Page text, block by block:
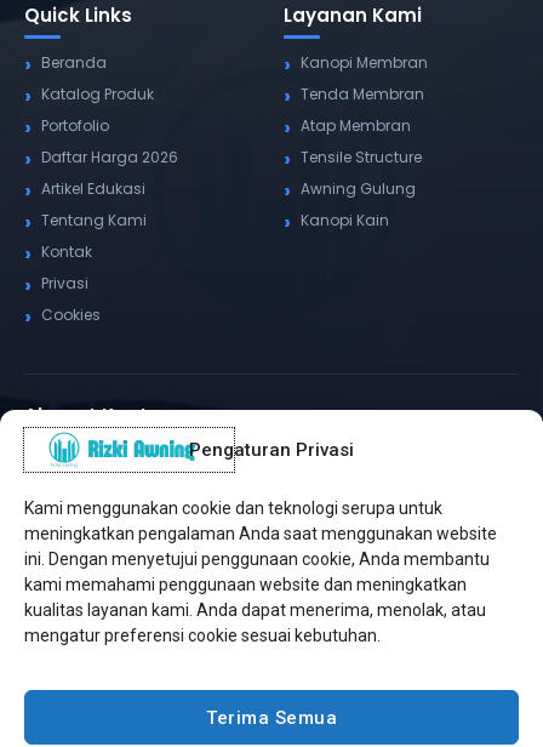
Pengaturan Privasi
Kami menggunakan cookie dan teknologi serupa untuk
meningkatkan pengalaman Anda saat menggunakan website
ini. Dengan menyetujui penggunaan cookie, Anda membantu
kami memahami penggunaan website dan meningkatkan
kualitas layanan kami. Anda dapat menerima, menolak, atau
mengatur preferensi cookie sesuai kebutuhan.
Terima Semua
Quick Links
Beranda
Katalog Produk
Portofolio
Daftar Harga 2026
Artikel Edukasi
Tentang Kami
Kontak
Privasi
Cookies
Layanan Kami
Kanopi Membran
Tenda Membran
Atap Membran
Tensile Structure
Awning Gulung
Kanopi Kain
Alamat Kantor
✆ WhatsApp / Telepon
Pusat Sukabumi
Sukamanis, Kadudampit, Sukabumi
Cabang Jakarta
Kembangan, Jakarta Barat
Sektor A3, Tangerang Selatan